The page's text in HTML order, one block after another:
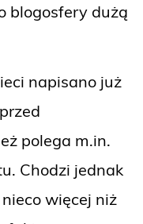
blogosfery dużą
napisano już
polega m.in.
Chodzi jednak
więcej niż